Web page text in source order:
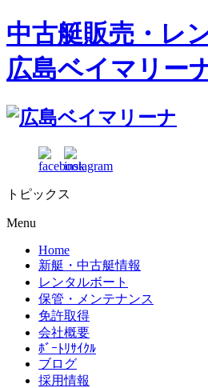
中古艇販売・レ
広島ベイマリー
トピックス
Menu
Home
新艇・中古艇情報
レンタルボート
保管・メンテナンス
免許取得
会社概要
ﾎﾞｰﾄﾘｻｲｸﾙ
ブログ
採用情報